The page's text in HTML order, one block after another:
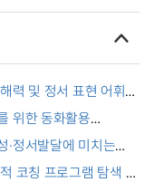
력 및 정서 표현 어휘력
of Fairy Tale in
위한 동화활용
changes in
·정서발달에 미치는
코칭 프로그램 탐색